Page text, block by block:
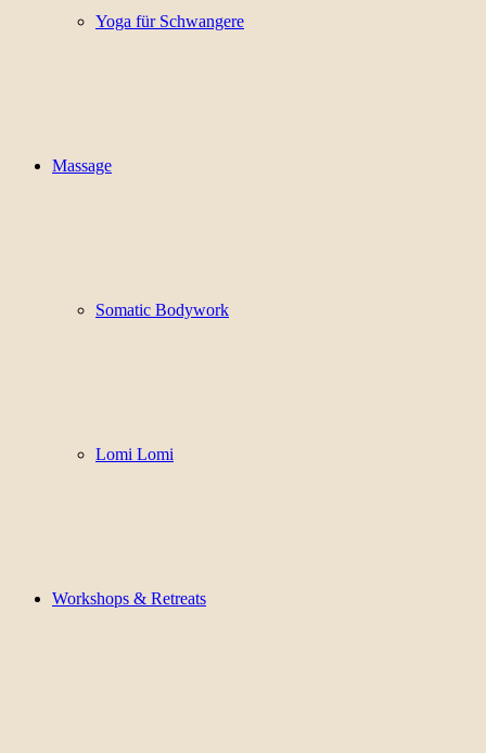
Yoga für Schwangere
Massage
Somatic Bodywork
Lomi Lomi
Workshops & Retreats